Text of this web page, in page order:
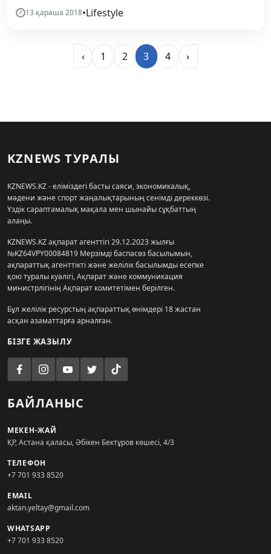
13 қараша 2018•Lifestyle
‹ 1 2 3 4 ›
KZNEWS ТУРАЛЫ
KZNEWS.KZ - еліміздегі басты саяси, экономикалық,
мәдени және спорт жаңалықтарының сенімді дереккөзі.
Үздік сараптамалық мақала мен шынайы сұқбаттың
алаңы.
KZNEWS.KZ ақпарат агенттігі 29.12.2023 жылғы
№KZ64VPY00084819 Мерзімді баспасөз басылымын,
ақпараттық агенттікті және желілік басылымды есепке
қою туралы куәлігі, Ақпарат және коммуникация
министрлігінің Ақпарат комитетімен берілген.
Бұл желілік ресурстың ақпараттық өнімдері 18 жастан
асқан азаматтарға арналған.
БІЗГЕ ЖАЗЫЛУ
БАЙЛАНЫС
МЕКЕН-ЖАЙ
ҚР, Астана қаласы, Әбікен Бектұров көшесі, 4/3
ТЕЛЕФОН
+7 701 933 8520
EMAIL
aktan.yeltay@gmail.com
WHATSAPP
+7 701 933 8520